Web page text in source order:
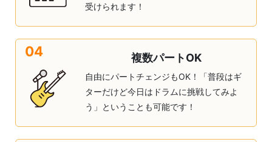
受けられます！
04 複数パートOK
自由にパートチェンジもOK！「普段はギ
ターだけど今日はドラムに挑戦してみよ
う」ということも可能です！